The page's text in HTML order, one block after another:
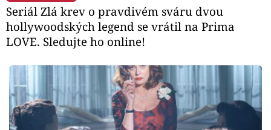
Seriál Zlá krev o pravdivém sváru dvou
hollywoodských legend se vrátil na Prima
LOVE. Sledujte ho online!